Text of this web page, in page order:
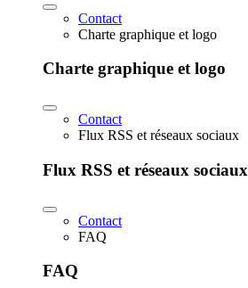
Contact
Charte graphique et logo
Charte graphique et logo
Contact
Flux RSS et réseaux sociaux
Flux RSS et réseaux sociaux
Contact
FAQ
FAQ